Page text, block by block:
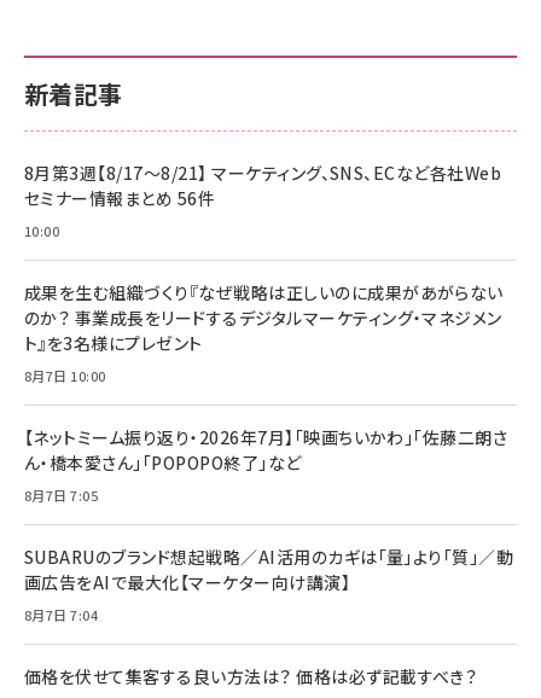
新着記事
8月第3週【8/17～8/21】 マーケティング、SNS、ECなど各社Web
セミナー情報まとめ 56件
10:00
成果を生む組織づくり『なぜ戦略は正しいのに成果があがらない
のか？ 事業成長をリードするデジタルマーケティング・マネジメン
ト』を3名様にプレゼント
8月7日 10:00
【ネットミーム振り返り・2026年7月】「映画ちいかわ」「佐藤二朗さ
ん・橋本愛さん」「POPOPO終了」など
8月7日 7:05
SUBARUのブランド想起戦略／AI活用のカギは「量」より「質」／動
画広告をAIで最大化【マーケター向け講演】
8月7日 7:04
価格を伏せて集客する良い方法は？ 価格は必ず記載すべき？